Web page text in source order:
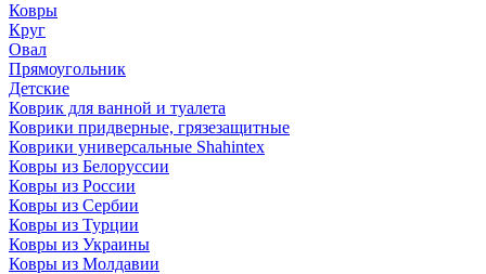
Ковры
Круг
Овал
Прямоугольник
Детские
Коврик для ванной и туалета
Коврики придверные, грязезащитные
Коврики универсальные Shahintex
Ковры из Белоруссии
Ковры из России
Ковры из Сербии
Ковры из Турции
Ковры из Украины
Ковры из Молдавии